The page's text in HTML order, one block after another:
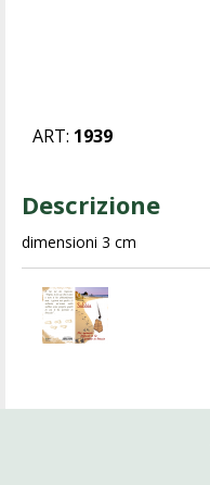
ART: 1939
Descrizione
dimensioni 3 cm